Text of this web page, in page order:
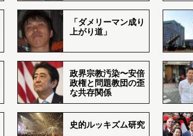
「ダメリーマン成り
上がり道」
政界宗教汚染〜安倍
政権と問題教団の歪
な共存関係
史的ルッキズム研究